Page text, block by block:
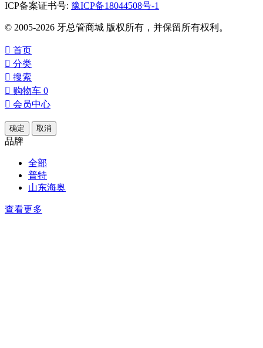
ICP备案证书号: 豫ICP备18044508号-1
© 2005-2026 牙总管商城 版权所有，并保留所有权利。
 首页
 分类
 搜索
 购物车 0
 会员中心
确定 取消
品牌
全部
普特
山东海奥
查看更多